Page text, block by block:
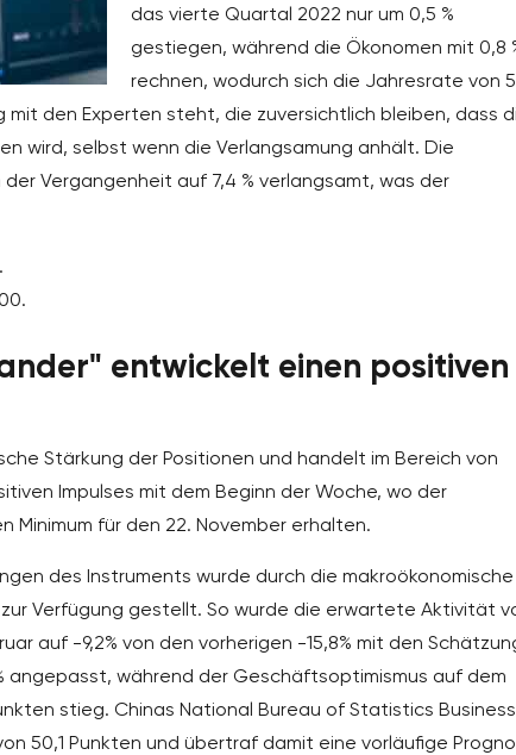
das vierte Quartal 2022 nur um 0,5 %
gestiegen, während die Ökonomen mit 0,8
rechnen, wodurch sich die Jahresrate von
mit den Experten steht, die zuversichtlich bleiben, dass
wird, selbst wenn die Verlangsamung anhält. Die
Vergangenheit auf 7,4 % verlangsamt, was der
entwickelt einen positiven
Stärkung der Positionen und handelt im Bereich von
Impulses mit dem Beginn der Woche, wo der
Minimum für den 22. November erhalten.
des Instruments wurde durch die makroökonomische
Verfügung gestellt. So wurde die erwartete Aktivität
auf -9,2% von den vorherigen -15,8% mit den
angepasst, während der Geschäftsoptimismus auf dem
stieg. Chinas National Bureau of Statistics Business
50,1 Punkten und übertraf damit eine vorläufige